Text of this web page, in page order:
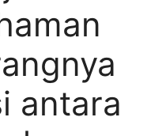
antara